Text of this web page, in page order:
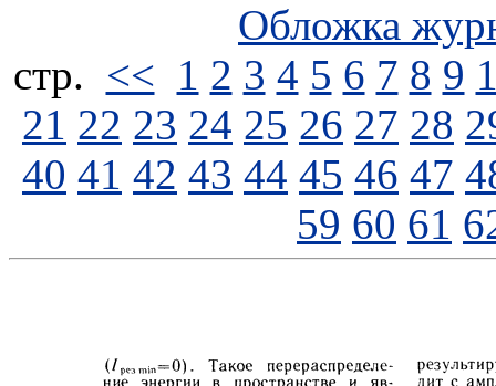
Обложка
стp. << 1 2 3 4 5 6 7 8 9
21 22 23 24 25 26 27 28
40 41 42 43 44 45 46 47
59 60 61